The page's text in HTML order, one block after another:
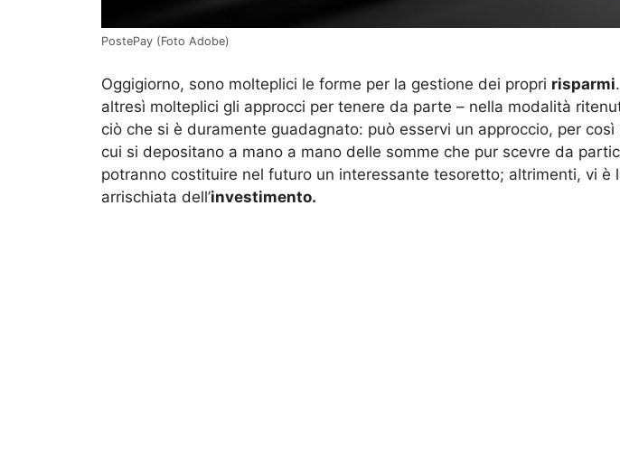
PostePay (Foto Adobe)
Oggigiorno, sono molteplici le forme per la gestione dei propri risparmi
altresì molteplici gli approcci per tenere da parte – nella modalità
ciò che si è duramente guadagnato: può esservi un approccio, per
cui si depositano a mano a mano delle somme che pur scevre da
potranno costituire nel futuro un interessante tesoretto; altrimenti, vi è
arrischiata dell’investimento.